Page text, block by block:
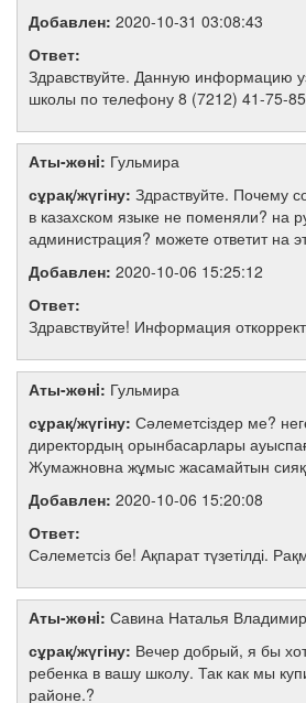
Добавлен: 2020-10-31 03:08:43
Ответ:
Здравствуйте. Данную информацию
школы по телефону 8 (7212) 41-75-
Аты-жөнi: Гульмира
сұрақ/жүгіну: Здраствуйте. Почему
в казахском языке не поменяли? на
администрация? можете ответит на
Добавлен: 2020-10-06 15:25:12
Ответ:
Здравствуйте! Информация
Аты-жөнi: Гульмира
сұрақ/жүгіну: Сәлеметсіздер ме?
директордың орынбасарлары
Жумажновна жұмыс жасамайтын
Добавлен: 2020-10-06 15:20:08
Ответ:
Сәлеметсіз бе! Ақпарат түзетілді.
Аты-жөнi: Савина Наталья
сұрақ/жүгіну: Вечер добрый, я бы
ребенка в вашу школу. Так как мы
районе.?